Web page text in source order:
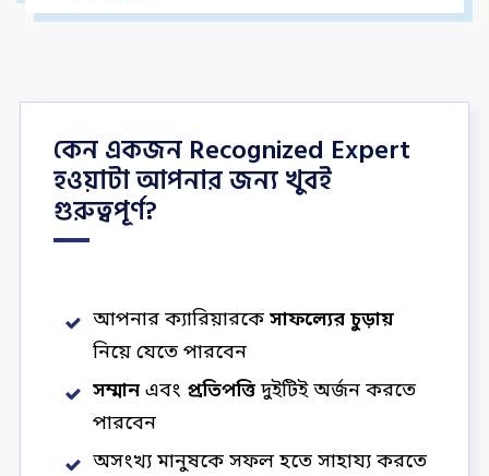
কেন একজন Recognized Expert
হওয়াটা আপনার জন্য খুবই
গুরুত্বপূর্ণ?
আপনার ক্যারিয়ারকে সাফল্যের চুড়ায়
নিয়ে যেতে পারবেন
সম্মান এবং প্রতিপত্তি দুইটিই অর্জন করতে
পারবেন
অসংখ্য মানুষকে সফল হতে সাহায্য করতে